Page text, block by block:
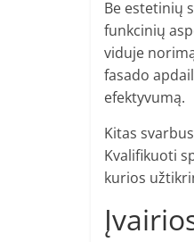
Be estetinių
funkcinių
viduje
fasado
efektyvumą.
Kitas
Kvalifikuoti
kurios